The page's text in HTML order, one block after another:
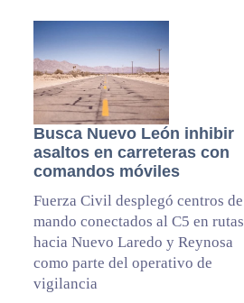
Busca Nuevo León inhibir
asaltos en carreteras con
comandos móviles
Fuerza Civil desplegó centros de
mando conectados al C5 en rutas
hacia Nuevo Laredo y Reynosa
como parte del operativo de
vigilancia